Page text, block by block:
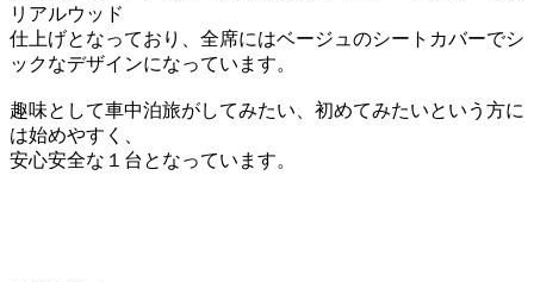
リアルウッド
仕上げとなっており、全席にはベージュのシートカバーでシ
ックなデザインになっています。
趣味として車中泊旅がしてみたい、初めてみたいという方に
は始めやすく、
安心安全な１台となっています。